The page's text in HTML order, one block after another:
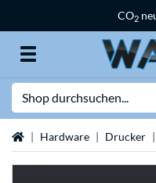
CO2
StartseiteHardware Drucker